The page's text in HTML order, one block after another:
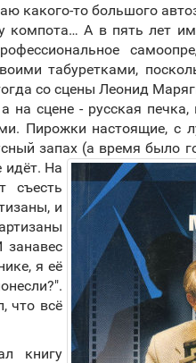
какого-то большого
компота… А в пять лет
табуретками,
со сцены Леонид
на сцене - русская
Пирожки настоящие, с
запах (а время было
идёт. На
съесть
и
я её
что всё
книгу